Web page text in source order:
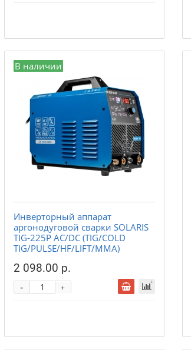
В наличии
Инверторный аппарат
аргонодуговой сварки SOLARIS
TIG-225P AC/DC (TIG/COLD
TIG/PULSE/HF/LIFT/MMA)
2 098.00 р.
+
-